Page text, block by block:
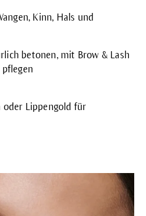
Kinn, Hals und
betonen, mit Brow & Lash
oder Lippengold für